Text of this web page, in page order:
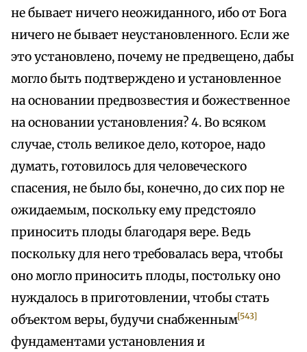
не бывает ничего неожиданного, ибо от Бога
ничего не бывает неустановленного. Если же
это установлено, почему не предвещено, дабы
могло быть подтверждено и установленное
на основании предвозвестия и божественное
на основании установления? 4. Во всяком
случае, столь великое дело, которое, надо
думать, готовилось для человеческого
спасения, не было бы, конечно, до сих пор не
ожидаемым, поскольку ему предстояло
приносить плоды благодаря вере. Ведь
поскольку для него требовалась вера, чтобы
оно могло приносить плоды, постольку оно
нуждалось в приготовлении, чтобы стать
объектом веры, будучи снабженным[543]
фундаментами установления и